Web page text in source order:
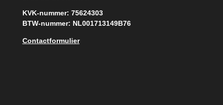
KVK-nummer: 75624303
BTW-nummer: NL001713149B76
Contactformulier